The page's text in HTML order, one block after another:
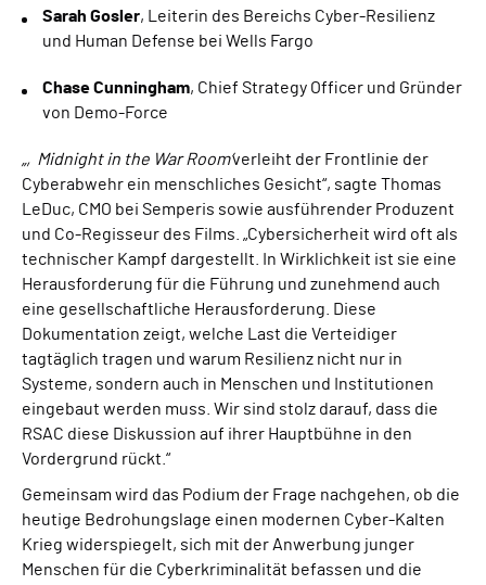
Sarah Gosler, Leiterin des Bereichs Cyber-Resilienz
und Human Defense bei Wells Fargo
Chase Cunningham, Chief Strategy Officer und Gründer
von Demo-Force
„‚Midnight in the War Room‘verleiht der Frontlinie der
Cyberabwehr ein menschliches Gesicht“, sagte Thomas
LeDuc, CMO bei Semperis sowie ausführender Produzent
und Co-Regisseur des Films. „Cybersicherheit wird oft als
technischer Kampf dargestellt. In Wirklichkeit ist sie eine
Herausforderung für die Führung und zunehmend auch
eine gesellschaftliche Herausforderung. Diese
Dokumentation zeigt, welche Last die Verteidiger
tagtäglich tragen und warum Resilienz nicht nur in
Systeme, sondern auch in Menschen und Institutionen
eingebaut werden muss. Wir sind stolz darauf, dass die
RSAC diese Diskussion auf ihrer Hauptbühne in den
Vordergrund rückt.“
Gemeinsam wird das Podium der Frage nachgehen, ob die
heutige Bedrohungslage einen modernen Cyber-Kalten
Krieg widerspiegelt, sich mit der Anwerbung junger
Menschen für die Cyberkriminalität befassen und die